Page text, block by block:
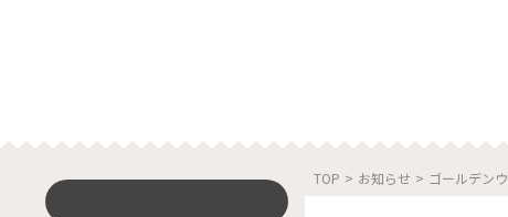
TOP > お知らせ > ゴールデン